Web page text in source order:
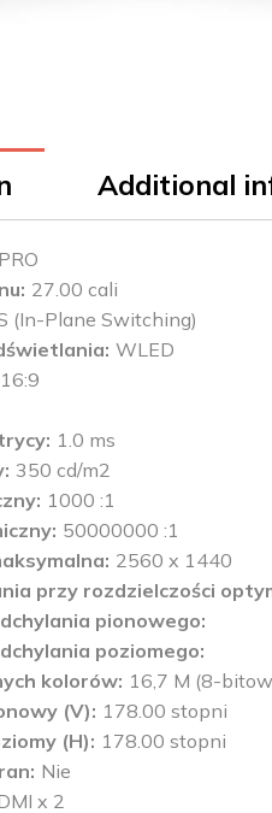
Additional
27.00 cali
(In-Plane Switching)
WLED
16:9
1.0 ms
350 cd/m2
1000 :1
50000000 :1
2560 x 1440
przy rozdzielczości
pionowego
poziomego
kolorów 16,7 M (8-
(V)
178.00 stopni
(H)
178.00 stopni
Nie
x 2